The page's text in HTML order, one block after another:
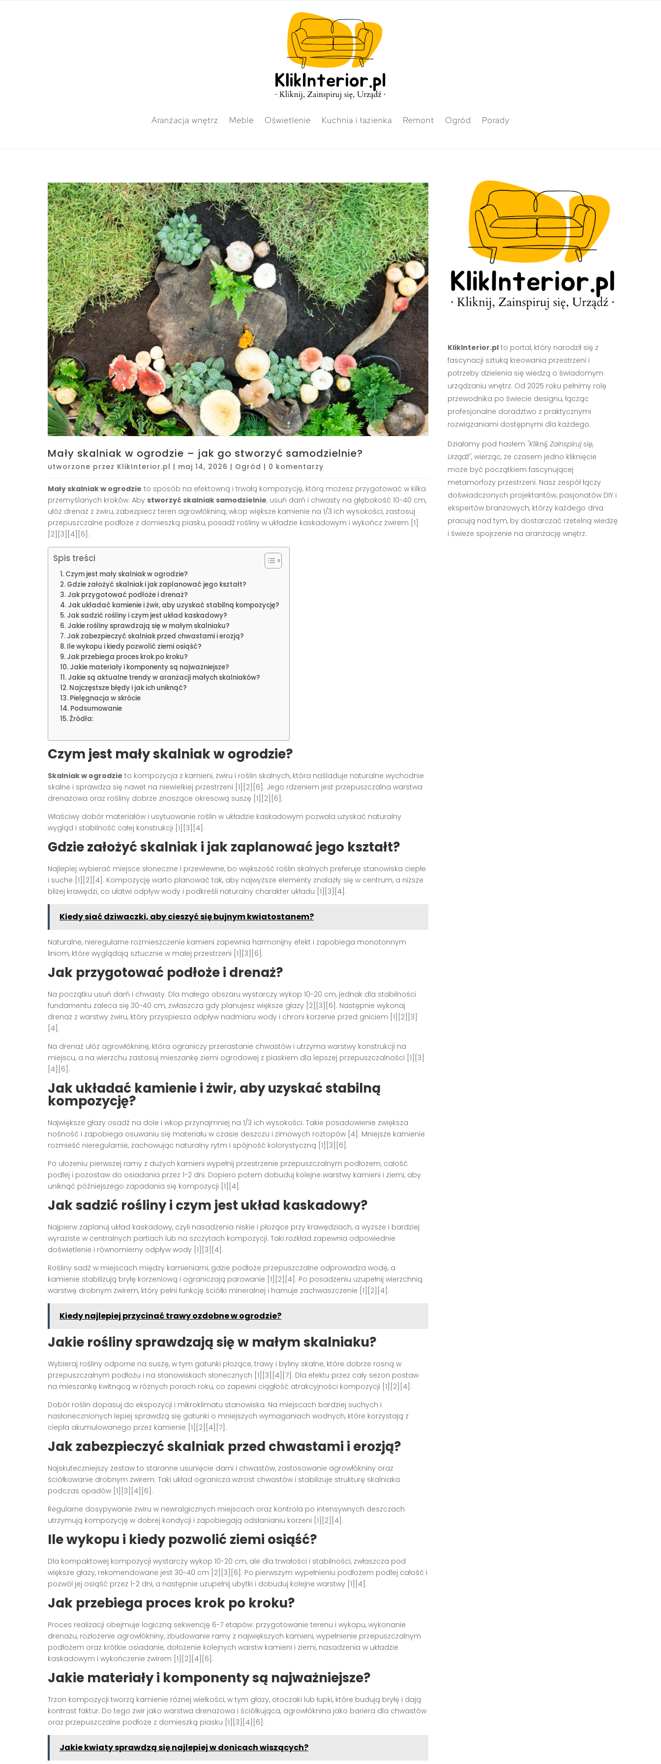
Aranżacja wnętrz Meble Oświetlenie Kuchnia i łazienka Remont Ogród Porady
Mały skalniak w ogrodzie – jak go stworzyć samodzielnie?
utworzone przez KlikInterior.pl | maj 14, 2026 | Ogród | 0 komentarzy
Mały skalniak w ogrodzie to sposób na efektowną i trwałą kompozycję, którą możesz przygotować w kilka
przemyślanych kroków. Aby stworzyć skalniak samodzielnie, usuń darń i chwasty na głębokość 10-40 cm,
ułóż drenaż z żwiru, zabezpiecz teren agrowłókniną, wkop większe kamienie na 1/3 ich wysokości, zastosuj
przepuszczalne podłoże z domieszką piasku, posadź rośliny w układzie kaskadowym i wykończ żwirem [1]
[2][3][4][6].
Spis treści
Czym jest mały skalniak w ogrodzie?
Gdzie założyć skalniak i jak zaplanować jego kształt?
Jak przygotować podłoże i drenaż?
Jak układać kamienie i żwir, aby uzyskać stabilną kompozycję?
Jak sadzić rośliny i czym jest układ kaskadowy?
Jakie rośliny sprawdzają się w małym skalniaku?
Jak zabezpieczyć skalniak przed chwastami i erozją?
Ile wykopu i kiedy pozwolić ziemi osiąść?
Jak przebiega proces krok po kroku?
Jakie materiały i komponenty są najważniejsze?
Jakie są aktualne trendy w aranżacji małych skalniaków?
Najczęstsze błędy i jak ich uniknąć?
Pielęgnacja w skrócie
Podsumowanie
Źródła:
Czym jest mały skalniak w ogrodzie?
Skalniak w ogrodzie to kompozycja z kamieni, żwiru i roślin skalnych, która naśladuje naturalne wychodnie
skalne i sprawdza się nawet na niewielkiej przestrzeni [1][2][6]. Jego rdzeniem jest przepuszczalna warstwa
drenażowa oraz rośliny dobrze znoszące okresową suszę [1][2][6].
Właściwy dobór materiałów i usytuowanie roślin w układzie kaskadowym pozwala uzyskać naturalny
wygląd i stabilność całej konstrukcji [1][3][4].
Gdzie założyć skalniak i jak zaplanować jego kształt?
Najlepiej wybierać miejsce słoneczne i przewiewne, bo większość roślin skalnych preferuje stanowiska ciepłe
i suche [1][2][4]. Kompozycję warto planować tak, aby najwyższe elementy znalazły się w centrum, a niższe
bliżej krawędzi, co ułatwi odpływ wody i podkreśli naturalny charakter układu [1][3][4].
Kiedy siać dziwaczki, aby cieszyć się bujnym kwiatostanem?
Naturalne, nieregularne rozmieszczenie kamieni zapewnia harmonijny efekt i zapobiega monotonnym
liniom, które wyglądają sztucznie w małej przestrzeni [1][3][6].
Jak przygotować podłoże i drenaż?
Na początku usuń darń i chwasty. Dla małego obszaru wystarczy wykop 10-20 cm, jednak dla stabilności
fundamentu zaleca się 30-40 cm, zwłaszcza gdy planujesz większe głazy [2][3][6]. Następnie wykonaj
drenaż z warstwy żwiru, który przyspiesza odpływ nadmiaru wody i chroni korzenie przed gniciem [1][2][3]
[4].
Na drenaż ułóż agrowłókninę, która ograniczy przerastanie chwastów i utrzyma warstwy konstrukcji na
miejscu, a na wierzchu zastosuj mieszankę ziemi ogrodowej z piaskiem dla lepszej przepuszczalności [1][3]
[4][6].
Jak układać kamienie i żwir, aby uzyskać stabilną
kompozycję?
Największe głazy osadź na dole i wkop przynajmniej na 1/3 ich wysokości. Takie posadowienie zwiększa
nośność i zapobiega osuwaniu się materiału w czasie deszczu i zimowych roztopów [4]. Mniejsze kamienie
rozmieść nieregularnie, zachowując naturalny rytm i spójność kolorystyczną [1][3][6].
Po ułożeniu pierwszej ramy z dużych kamieni wypełnij przestrzenie przepuszczalnym podłożem, całość
podlej i pozostaw do osiadania przez 1-2 dni. Dopiero potem dobuduj kolejne warstwy kamieni i ziemi, aby
uniknąć późniejszego zapadania się kompozycji [1][4].
Jak sadzić rośliny i czym jest układ kaskadowy?
Najpierw zaplanuj układ kaskadowy, czyli nasadzenia niskie i płożące przy krawędziach, a wyższe i bardziej
wyraziste w centralnych partiach lub na szczytach kompozycji. Taki rozkład zapewnia odpowiednie
doświetlenie i równomierny odpływ wody [1][3][4].
Rośliny sadź w miejscach między kamieniami, gdzie podłoże przepuszczalne odprowadza wodę, a
kamienie stabilizują bryłę korzeniową i ograniczają parowanie [1][2][4]. Po posadzeniu uzupełnij wierzchnią
warstwę drobnym żwirem, który pełni funkcję ściółki mineralnej i hamuje zachwaszczenie [1][2][4].
Kiedy najlepiej przycinać trawy ozdobne w ogrodzie?
Jakie rośliny sprawdzają się w małym skalniaku?
Wybieraj rośliny odporne na suszę, w tym gatunki płożące, trawy i byliny skalne, które dobrze rosną w
przepuszczalnym podłożu i na stanowiskach słonecznych [1][3][4][7]. Dla efektu przez cały sezon postaw
na mieszankę kwitnącą w różnych porach roku, co zapewni ciągłość atrakcyjności kompozycji [1][2][4].
Dobór roślin dopasuj do ekspozycji i mikroklimatu stanowiska. Na miejscach bardziej suchych i
nasłonecznionych lepiej sprawdzą się gatunki o mniejszych wymaganiach wodnych, które korzystają z
ciepła akumulowanego przez kamienie [1][2][4][7].
Jak zabezpieczyć skalniak przed chwastami i erozją?
Najskuteczniejszy zestaw to staranne usunięcie darni i chwastów, zastosowanie agrowłókniny oraz
ściółkowanie drobnym żwirem. Taki układ ogranicza wzrost chwastów i stabilizuje strukturę skalniaka
podczas opadów [1][3][4][6].
Regularne dosypywanie żwiru w newralgicznych miejscach oraz kontrola po intensywnych deszczach
utrzymują kompozycję w dobrej kondycji i zapobiegają odsłanianiu korzeni [1][2][4].
Ile wykopu i kiedy pozwolić ziemi osiąść?
Dla kompaktowej kompozycji wystarczy wykop 10-20 cm, ale dla trwałości i stabilności, zwłaszcza pod
większe głazy, rekomendowane jest 30-40 cm [2][3][6]. Po pierwszym wypełnieniu podłożem podlej całość i
pozwól jej osiąść przez 1-2 dni, a następnie uzupełnij ubytki i dobuduj kolejne warstwy [1][4].
Jak przebiega proces krok po kroku?
Proces realizacji obejmuje logiczną sekwencję 6-7 etapów: przygotowanie terenu i wykopu, wykonanie
drenażu, rozłożenie agrowłókniny, zbudowanie ramy z największych kamieni, wypełnienie przepuszczalnym
podłożem oraz krótkie osiadanie, dołożenie kolejnych warstw kamieni i ziemi, nasadzenia w układzie
kaskadowym i wykończenie żwirem [1][2][4][6].
Jakie materiały i komponenty są najważniejsze?
Trzon kompozycji tworzą kamienie różnej wielkości, w tym głazy, otoczaki lub łupki, które budują bryłę i dają
kontrast faktur. Do tego żwir jako warstwa drenażowa i ściółkująca, agrowłóknina jako bariera dla chwastów
oraz przepuszczalne podłoże z domieszką piasku [1][3][4][6].
Jakie kwiaty sprawdzą się najlepiej w donicach wiszących?
KlikInterior.plto portal, który narodził się z
fascynacji sztuką kreowania przestrzeni i
potrzeby dzielenia się wiedzą o świadomym
urządzaniu wnętrz. Od 2025 roku pełnimy rolę
przewodnika po świecie designu, łącząc
profesjonalne doradztwo z praktycznymi
rozwiązaniami dostępnymi dla każdego.
Działamy pod hasłem "Kliknij, Zainspiruj się,
Urządź", wierząc, że czasem jedno kliknięcie
może być początkiem fascynującej
metamorfozy przestrzeni. Nasz zespół łączy
doświadczonych projektantów, pasjonatów DIY i
ekspertów branżowych, którzy każdego dnia
pracują nad tym, by dostarczać rzetelną wiedzę
i świeże spojrzenie na aranżację wnętrz.